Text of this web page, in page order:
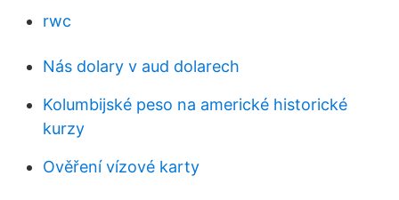
rwc
Nás dolary v aud dolarech
Kolumbijské peso na americké historické
kurzy
Ověření vízové ​​karty